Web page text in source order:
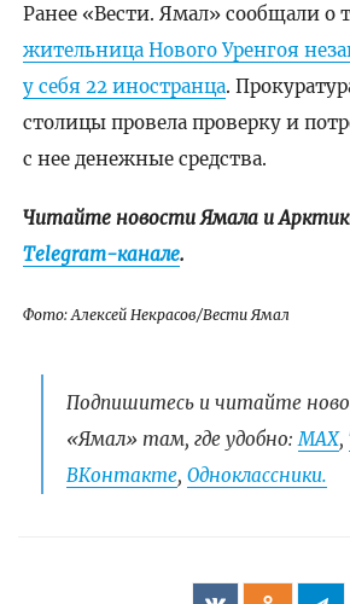
Ранее «Вести. Ямал» сообщали о
жительница Нового Уренгоя
у себя 22 иностранца.
столицы провела проверку и
с нее денежные средства.
Читайте новости Ямала и
Telegram-канале.
Фото: Алексей Некрасов/Вести Ямал
Подпишитесь и читайте
«Ямал» там, где удобно:МАХ,
ВКонтакте, Одноклассники.